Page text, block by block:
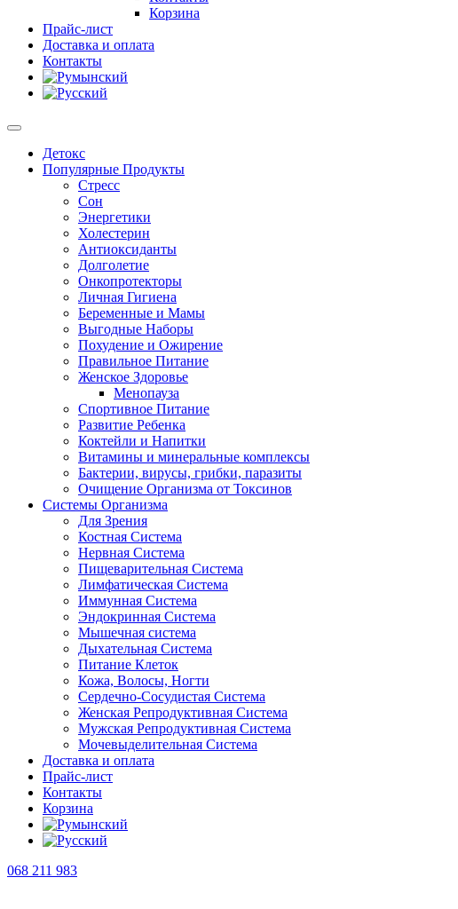
Корзина
Прайс-лист
Доставка и оплата
Контакты
Детокс
Популярные Продукты
Стресс
Сон
Энергетики
Холестерин
Антиоксиданты
Долголетие
Онкопротекторы
Личная Гигиена
Беременные и Мамы
Выгодные Наборы
Похудение и Ожирение
Правильное Питание
Женское Здоровье
Менопауза
Спортивное Питание
Развитие Ребенка
Коктейли и Напитки
Витамины и минеральные комплексы
Бактерии, вирусы, грибки, паразиты
Очищение Организма от Токсинов
Системы Организма
Для Зрения
Костная Система
Нервная Система
Пищеварительная Система
Лимфатическая Система
Иммунная Система
Эндокринная Система
Мышечная система
Дыхательная Система
Питание Клеток
Кожа, Волосы, Ногти
Сердечно-Сосудистая Система
Женская Репродуктивная Система
Мужская Репродуктивная Система
Мочевыделительная Система
Доставка и оплата
Прайс-лист
Контакты
Корзина
068 211 983